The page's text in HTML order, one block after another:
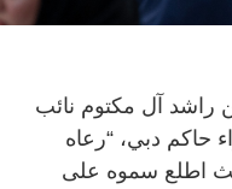
راشد آل مكتوم نائب
حاكم دبي، “رعاه
حيث اطلع سموه على